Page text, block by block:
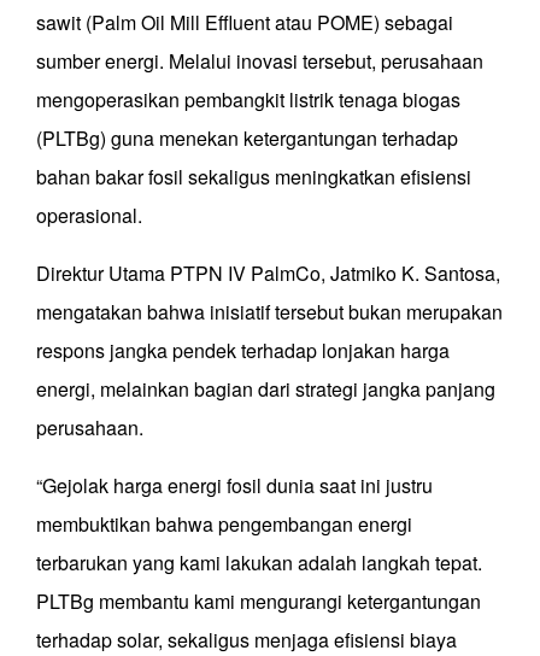
sawit (Palm Oil Mill Effluent atau POME) sebagai
sumber energi. Melalui inovasi tersebut, perusahaan
mengoperasikan pembangkit listrik tenaga biogas
(PLTBg) guna menekan ketergantungan terhadap
bahan bakar fosil sekaligus meningkatkan efisiensi
operasional.
Direktur Utama PTPN IV PalmCo, Jatmiko K. Santosa,
mengatakan bahwa inisiatif tersebut bukan merupakan
respons jangka pendek terhadap lonjakan harga
energi, melainkan bagian dari strategi jangka panjang
perusahaan.
“Gejolak harga energi fosil dunia saat ini justru
membuktikan bahwa pengembangan energi
terbarukan yang kami lakukan adalah langkah tepat.
PLTBg membantu kami mengurangi ketergantungan
terhadap solar, sekaligus menjaga efisiensi biaya